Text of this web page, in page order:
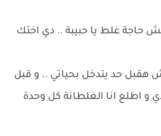
حاجة غلط يا حبيبة .. دي اختك
هقبل حد يتدخل بحياتي .. و قبل
و اطلع انا الغلطانة كل وحدة